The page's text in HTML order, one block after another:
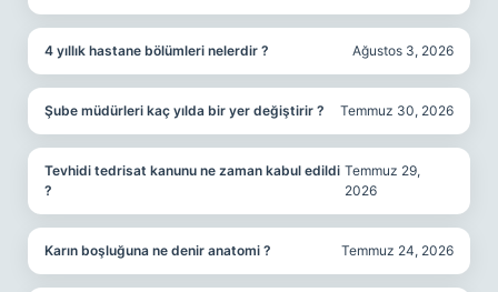
4 yıllık hastane bölümleri nelerdir ? Ağustos 3, 2026
Şube müdürleri kaç yılda bir yer değiştirir ? Temmuz 30, 2026
Tevhidi tedrisat kanunu ne zaman kabul edildi
?
Temmuz 29,
2026
Karın boşluğuna ne denir anatomi ? Temmuz 24, 2026